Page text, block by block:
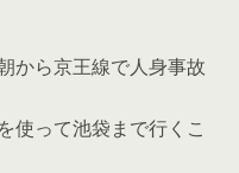
から京王線で人身事故
使って池袋まで行くこ